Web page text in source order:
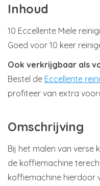
Inhoud
10 Eccellente Miele
Goed voor 10 keer
Ook verkrijgbaar als
Bestel de Eccellente
profiteer van extra
Omschrijving
Bij het malen van verse
de koffiemachine
koffiemachine hierdoor